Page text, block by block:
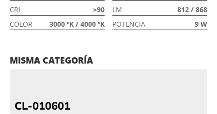
CRI
>90
COLOR
3000 ºK / 4000 ºK
LM
812 / 868
POTENCIA
9 W
MISMA CATEGORÍA
CL-010601